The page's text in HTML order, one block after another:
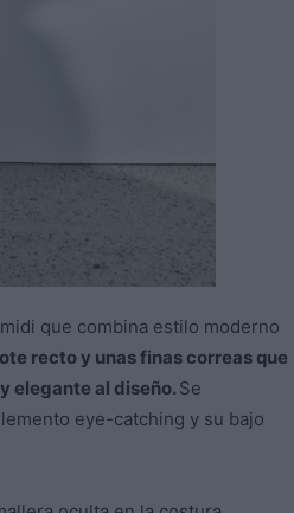
que combina estilo moderno
recto y unas finas correas que
elegante al diseño. Se
eye-catching y su bajo